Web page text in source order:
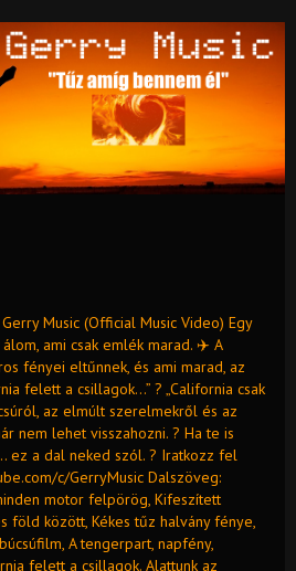
Music (Official Music Video) Egy
ami csak emlék marad. ✈️ A
fényei eltűnnek, és ami marad, az
felett a csillagok…” ? „California csak
az elmúlt szerelmekről és az
nem lehet visszahozni. ? Ha te is
ez a dal neked szól. ? Iratkozz fel
c/GerryMusic Dalszöveg:
motor felpörög, Kifeszített
föld között, Kékes tűz halvány fénye,
A tengerpart, napfény,
felett a csillagok. Alattunk az